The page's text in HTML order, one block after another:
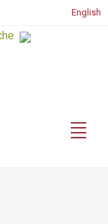
English